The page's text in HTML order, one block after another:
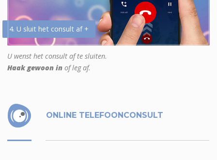
4. U sluit het consult af +
U wenst het consult af te sluiten.
Haak gewoon in of leg af.
ONLINE TELEFOONCONSULT